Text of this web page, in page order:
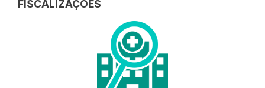
FISCALIZAÇÕES